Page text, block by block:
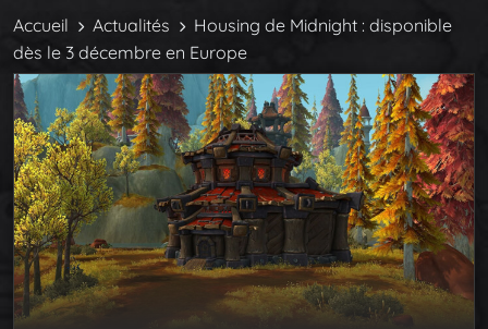
Accueil Actualités
Housing de Midnight : disponible
dès le 3 décembre en Europe